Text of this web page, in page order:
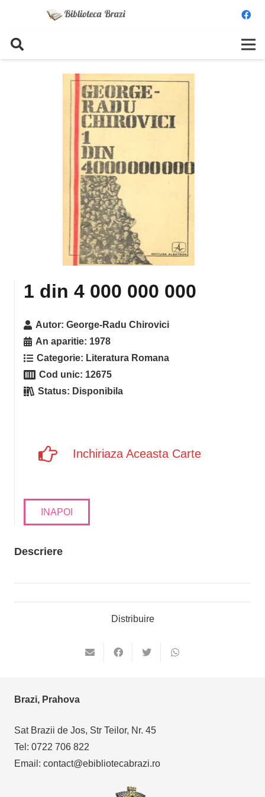
1 din 4 000 000 000
Autor:George-Radu Chirovici
An aparitie: 1978
Categorie: Literatura Romana
Cod unic: 12675
Status: Disponibila
Inchiriaza Aceasta Carte
INAPOI
Descriere
Distribuire
Brazi, Prahova
Sat Brazii de Jos, Str Teilor, Nr. 45
Tel: 0722 706 822
Email: contact@ebibliotecabrazi.ro